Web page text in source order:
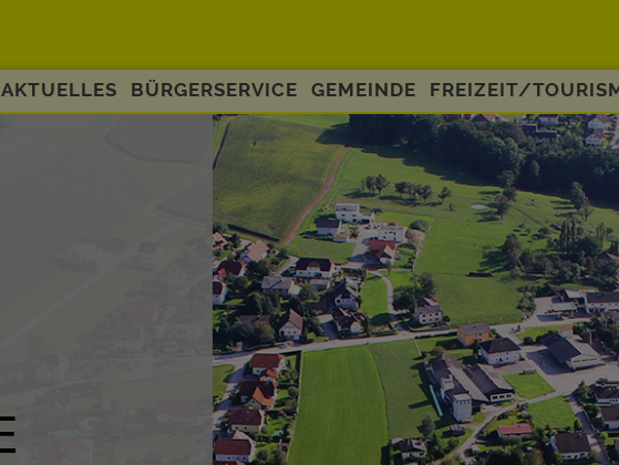
AKTUELLES BÜRGERSERVICE GEMEINDE FREIZEIT/